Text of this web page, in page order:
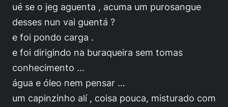
ué se o jeg aguenta , acuma um purosangue
desses nun vai guentá ?
e foi pondo carga .
e foi dirigindo na buraqueira sem tomas
conhecimento …
água e óleo nem pensar …
um capinzinho alí , coisa pouca, misturado com